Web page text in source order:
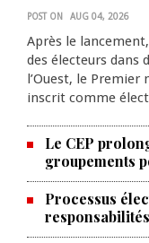
POST ON AUG 04, 2026
Après le
des électeurs dans
l’Ouest, le Premier
inscrit comme
Le CEP
groupements
Processus